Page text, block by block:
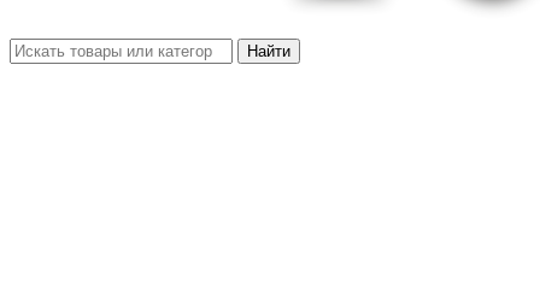
Найти